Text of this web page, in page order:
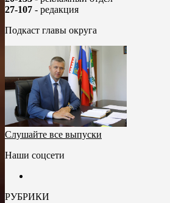
27-107 - редакция
Подкаст главы округа
Слушайте все выпуски
Наши соцсети
РУБРИКИ